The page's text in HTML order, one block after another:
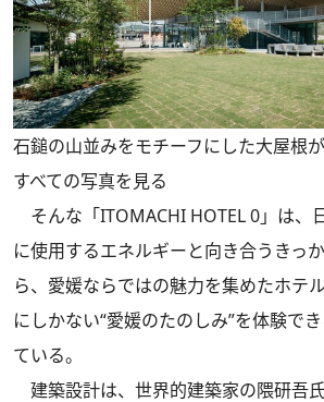
石鎚の山並みをモチーフにした大屋根が
すべての写真を見る
そんな「ITOMACHI HOTEL 0」は、
に使⽤するエネルギーと向き合うきっ
ら、愛媛ならではの魅⼒を集めたホテ
にしかない“愛媛のたのしみ”を体験で
ている。
建築設計は、世界的建築家の隈研吾